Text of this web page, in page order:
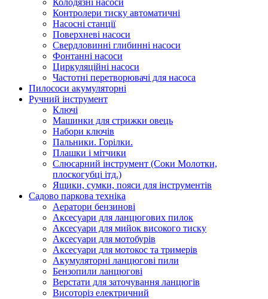
Колодязні насоси
Контролери тиску автоматичні
Насосні станції
Поверхневі насоси
Свердловинні глибинні насоси
Фонтанні насоси
Циркуляційні насоси
Частотні перетворювачі для насоса
Пилососи акумуляторні
Ручний інструмент
Ключі
Машинки для стрижки овець
Набори ключів
Пальники. Горілки.
Плашки і мітчики
Слюсарний інструмент (Соки Молотки,
плоскогубці ітд.)
Ящики, сумки, пояси для інструментів
Садово паркова техніка
Аератори бензинові
Аксесуари для ланцюгових пилок
Аксесуари для мийок високого тиску
Аксесуари для мотобурів
Аксесуари для мотокос та тримерів
Акумуляторні ланцюгові пили
Бензопили ланцюгові
Верстати для заточування ланцюгів
Висоторіз електричний